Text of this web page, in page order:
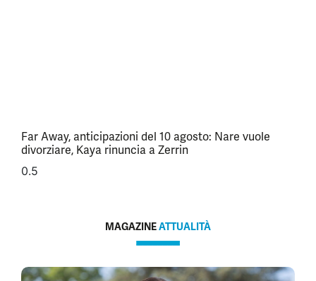
Far Away, anticipazioni del 10 agosto: Nare vuole
divorziare, Kaya rinuncia a Zerrin
MAGAZINEATTUALITÀ